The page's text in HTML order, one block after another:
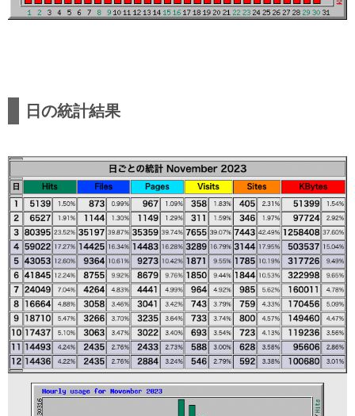
日の統計結果